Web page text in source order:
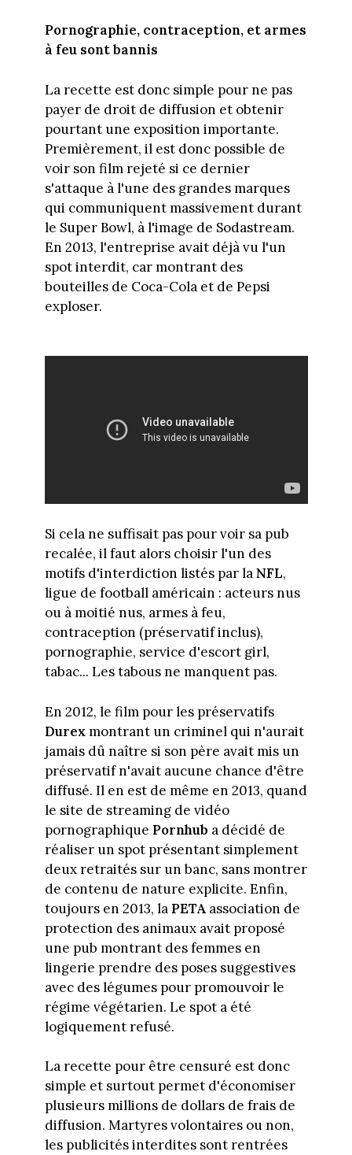
Pornographie, contraception, et armes
à feu sont bannis
La recette est donc simple pour ne pas
payer de droit de diffusion et obtenir
pourtant une exposition importante.
Premièrement, il est donc possible de
voir son film rejeté si ce dernier
s'attaque à l'une des grandes marques
qui communiquent massivement durant
le Super Bowl, à l'image de Sodastream.
En 2013, l'entreprise avait déjà vu l'un
spot interdit, car montrant des
bouteilles de Coca-Cola et de Pepsi
exploser.
Si cela ne suffisait pas pour voir sa pub
recalée, il faut alors choisir l'un des
motifs d'interdiction listés par laNFL,
ligue de football américain : acteurs nus
ou à moitié nus, armes à feu,
contraception (préservatif inclus),
pornographie, service d'escort girl,
tabac... Les tabous ne manquent pas.
En 2012, le film pour les préservatifs
Durexmontrant un criminel qui n'aurait
jamais dû naître si son père avait mis un
préservatif n'avait aucune chance d'être
diffusé. Il en est de même en 2013, quand
le site de streaming de vidéo
pornographique Pornhub a décidé de
réaliser un spot présentant simplement
deux retraités sur un banc, sans montrer
de contenu de nature explicite. Enfin,
toujours en 2013, la PETAassociation de
protection des animaux avait proposé
une pub montrant des femmes en
lingerie prendre des poses suggestives
avec des légumes pour promouvoir le
régime végétarien. Le spot a été
logiquement refusé.
La recette pour être censuré est donc
simple et surtout permet d'économiser
plusieurs millions de dollars de frais de
diffusion. Martyres volontaires ou non,
les publicités interdites sont rentrées